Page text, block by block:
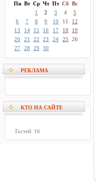
Пн Вт Ср Чт Пт Сб Вс
1
2 3 4
5
6
7 8 9 10 11
12
13
14 15 16 17 18
19
20
21 22 23 24 25
26
27
28 29 30
РЕКЛАМА
КТО НА САЙТЕ
Гостей: 16